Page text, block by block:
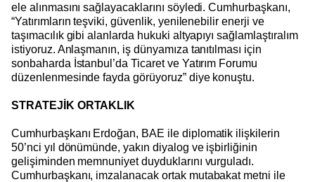
ele alınmasını sağlayacaklarını söyledi. Cumhurbaşkanı,
“Yatırımların teşviki, güvenlik, yenilenebilir enerji ve
taşımacılık gibi alanlarda hukuki altyapıyı sağlamlaştıralım
istiyoruz. Anlaşmanın, iş dünyamıza tanıtılması için
sonbaharda İstanbul’da Ticaret ve Yatırım Forumu
düzenlenmesinde fayda görüyoruz” diye konuştu.
STRATEJİK ORTAKLIK
Cumhurbaşkanı Erdoğan, BAE ile diplomatik ilişkilerin
50’nci yıl dönümünde, yakın diyalog ve işbirliğinin
gelişiminden memnuniyet duyduklarını vurguladı.
Cumhurbaşkanı, imzalanacak ortak mutabakat metni ile